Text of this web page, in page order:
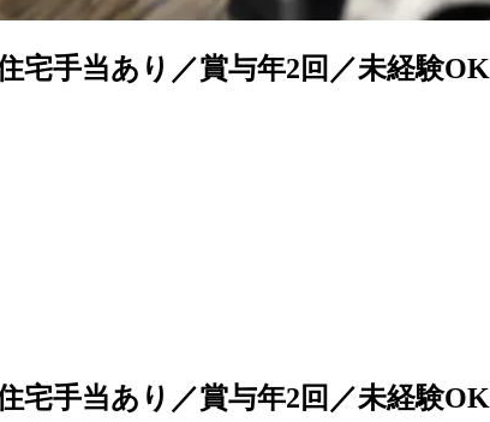
宅手当あり／賞与年2回／未経験OK
宅手当あり／賞与年2回／未経験OK